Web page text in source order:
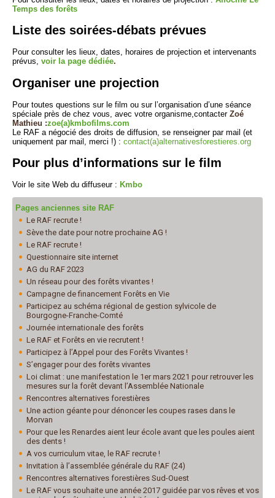
Temps des forêts
Liste des soirées-débats prévues
Pour consulter les lieux, dates, horaires de projection et intervenants
prévus, voir la page dédiée.
Organiser une projection
Pour toutes questions sur le film ou sur l’organisation d’une séance
spéciale près de chez vous, avec votre organisme,contacterZoé
Mathieu :zoe(a)kmbofilms.com
Le RAF a négocié des droits de diffusion, se renseigner par mail (et
uniquement par mail, merci !) : contact(a)alternativesforestieres.org
Pour plus d’informations sur le film
Voir le site Web du diffuseur : Kmbo
Pages anciennes site RAF
Le RAF recrute !
Sève the date pour notre prochaine AG !
Le RAF recrute !
Questionnaire site internet
AG du RAF 2023
Un réseau pour des forêts vivantes !
Campagne de financement Forêts en Vie
Participez au schéma régional de gestion sylvicole de
Bourgogne-Franche-Comté
Journée internationale des forêts
Le RAF et Forêts en vie recrutent !
Participez à l’Appel pour des Forêts Vivantes !
S’engager pour des forêts vivantes
Loi climat : une manifestation le 1er mars 2021 pour retrouver les
mesures sur la forêt devant l’Assemblée Nationale
Rencontres alternatives forestières
Une action géante pour dénoncer les coupes rases dans le
Morvan
Pour que les Renardes aient leur école avant que les poules aient
des dents !
A vos curriculum vitae, le RAF recrute !
Invitation à l’assemblée générale du RAF (24)
Rencontres alternatives forestières Sud-Ouest
Le RAF vous souhaite une année 2017 guidée par vos rêves et vos